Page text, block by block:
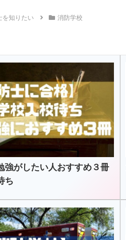
を知りたい 消防学校
強がしたい人おすすめ３冊
ち